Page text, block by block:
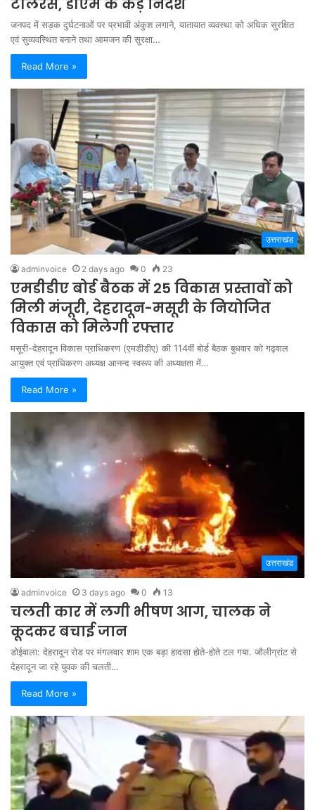
टॉलरेंस, डीएम के कड़े निर्देश
जनपद में सड़क दुर्घटनाओं पर प्रभावी अंकुश लगाने, यातायात व्यवस्था को अधिक सुरक्षित
एवं सुव्यवस्थित बनाने तथा आमजन की सुरक्षा…
Read More »
उत्तराखंड
adminvoice 2 days ago 0 23
एमडीडीए बोर्ड बैठक में 25 विकास प्रस्तावों को
मिली मंजूरी, देहरादून-मसूरी के नियोजित
विकास को मिलेगी रफ्तार
मसूरी-देहरादून विकास प्राधिकरण (एमडीडीए) की 114वीं बोर्ड बैठक बुधवार को गढ़वाल
आयुक्त एवं प्राधिकरण अध्यक्ष आनन्द स्वरूप की अध्यक्षता में…
Read More »
उत्तराखंड
adminvoice 3 days ago 0 13
चलती कार में लगी भीषण आग, चालक ने
कूदकर बचाई जान
डोईवाला: देहरादून रोड पर मंगलवार शाम एक बड़ा हादसा होते-होते टल गया. जौलीग्रांट से
देहरादून जा रहे युवक की चलती…
Read More »